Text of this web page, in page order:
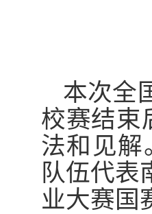
本次全
校赛结束
法和见解
队伍代表
业大赛国